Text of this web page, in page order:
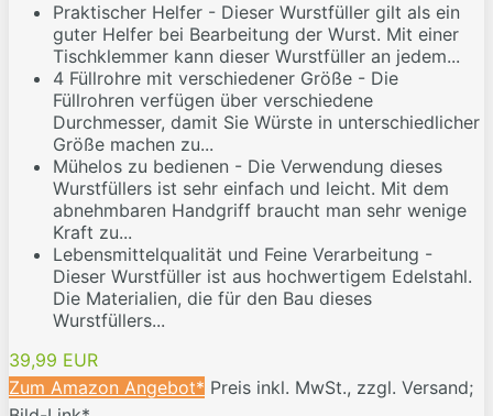
Praktischer Helfer - Dieser Wurstfüller gilt als ein
guter Helfer bei Bearbeitung der Wurst. Mit einer
Tischklemmer kann dieser Wurstfüller an jedem...
4 Füllrohre mit verschiedener Größe - Die
Füllrohren verfügen über verschiedene
Durchmesser, damit Sie Würste in unterschiedlicher
Größe machen zu...
Mühelos zu bedienen - Die Verwendung dieses
Wurstfüllers ist sehr einfach und leicht. Mit dem
abnehmbaren Handgriff braucht man sehr wenige
Kraft zu...
Lebensmittelqualität und Feine Verarbeitung -
Dieser Wurstfüller ist aus hochwertigem Edelstahl.
Die Materialien, die für den Bau dieses
Wurstfüllers...
39,99 EUR
Zum Amazon Angebot* Preis inkl. MwSt., zzgl. Versand;